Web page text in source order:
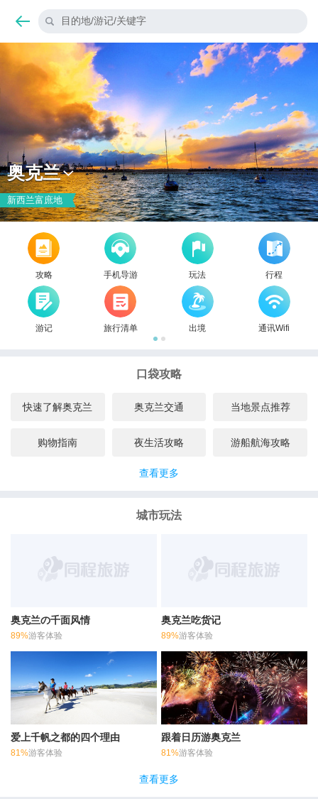
目的地/游记/关键字
奥克兰
新西兰富庶地
攻略 手机导游 玩法 行程
游记 旅行清单 出境 通讯Wifi
口袋攻略
快速了解奥克兰 奥克兰交通 当地景点推荐
购物指南 夜生活攻略 游船航海攻略
查看更多
城市玩法
奥克兰の千面风情
89%游客体验
奥克兰吃货记
89%游客体验
爱上千帆之都的四个理由
81%游客体验
跟着日历游奥克兰
81%游客体验
查看更多